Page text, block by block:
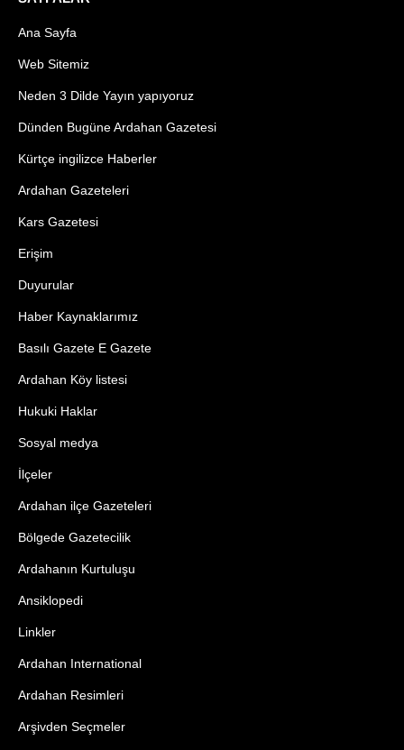
Ana Sayfa
Web Sitemiz
Neden 3 Dilde Yayın yapıyoruz
Dünden Bugüne Ardahan Gazetesi
Kürtçe ingilizce Haberler
Ardahan Gazeteleri
Kars Gazetesi
Erişim
Duyurular
Haber Kaynaklarımız
Basılı Gazete E Gazete
Ardahan Köy listesi
Hukuki Haklar
Sosyal medya
İlçeler
Ardahan ilçe Gazeteleri
Bölgede Gazetecilik
Ardahanın Kurtuluşu
Ansiklopedi
Linkler
Ardahan International
Ardahan Resimleri
Arşivden Seçmeler